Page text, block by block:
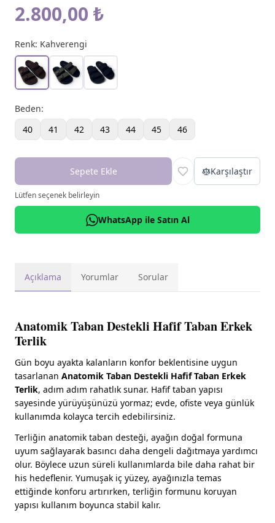
2.800,00 ₺
Renk: Kahverengi
Beden:
40
41 42 43 44 45 46
Sepete Ekle Karşılaştır
Lütfen seçenek belirleyin
WhatsApp ile Satın Al
Açıklama Yorumlar Sorular
Anatomik Taban Destekli Hafif Taban Erkek
Terlik
Gün boyu ayakta kalanların konfor beklentisine uygun
tasarlanan Anatomik Taban Destekli Hafif Taban Erkek
Terlik, adım adım rahatlık sunar. Hafif taban yapısı
sayesinde yürüyüşünüzü yormaz; evde, ofiste veya günlük
kullanımda kolayca tercih edebilirsiniz.
Terliğin anatomik taban desteği, ayağın doğal formuna
uyum sağlayarak basıncı daha dengeli dağıtmaya yardımcı
olur. Böylece uzun süreli kullanımlarda bile daha rahat bir
his hedeflenir. Yumuşak iç yüzey, ayağınızla temas
ettiğinde konforu artırırken, terliğin formunu koruyan
yapısı kullanım boyunca stabil kalır.